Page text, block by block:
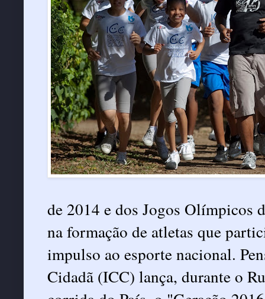
de 2014 e dos Jogos Olímpicos
na formação de atletas que
impulso ao esporte nacional.
Cidadã (ICC) lança, durante o